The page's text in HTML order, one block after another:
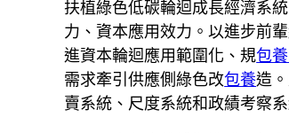
扶植綠色低碳輪迴成長經濟系
力、資本應用效力。以進步前
進資本輪迴應用範圍化、規包
需求牽引供應側綠色改包養造
賣系統、尺度系統和政績考察系